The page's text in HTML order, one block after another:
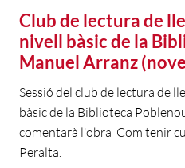
Club de lectura de
nivell bàsic de la
Manuel Arranz
Sessió del club de lectura de
bàsic de la Biblioteca
comentarà l'obra Com tenir
Peralta.